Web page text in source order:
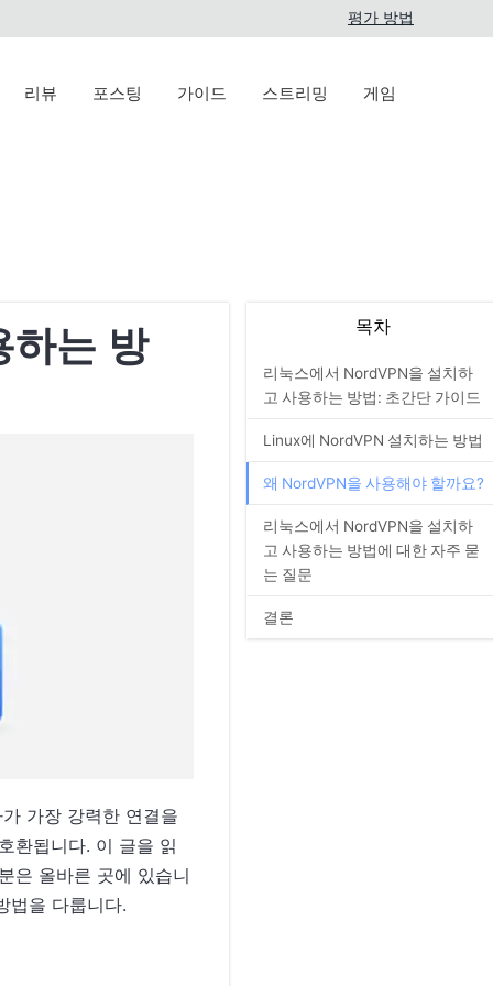
평가 방법
리뷰 포스팅 가이드 스트리밍 게임
하는 방
가장 강력한 연결을
환됩니다. 이 글을 읽
은 올바른 곳에 있습니
법을 다룹니다.
목차
리눅스에서 NordVPN을 설치하
고 사용하는 방법: 초간단 가이드
Linux에 NordVPN 설치하는 방법
왜 NordVPN을 사용해야 할까요?
리눅스에서 NordVPN을 설치하
고 사용하는 방법에 대한 자주 묻
는 질문
결론